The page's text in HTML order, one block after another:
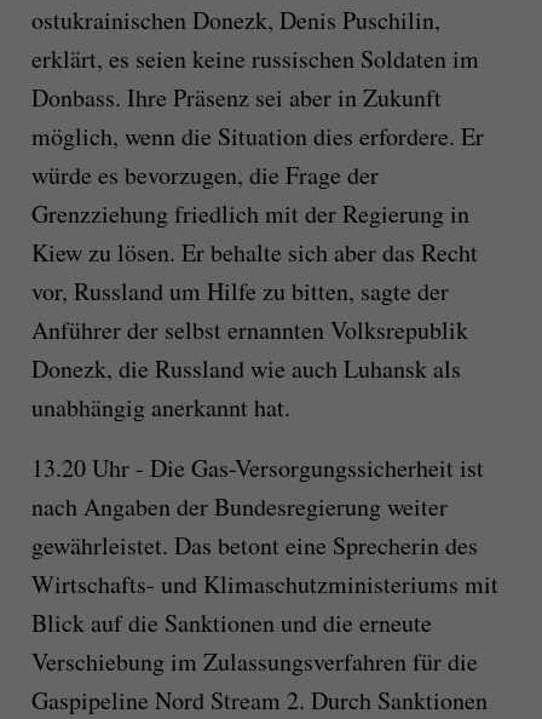
ostukrainischen Donezk, Denis Puschilin,
erklärt, es seien keine russischen Soldaten im
Donbass. Ihre Präsenz sei aber in Zukunft
möglich, wenn die Situation dies erfordere. Er
würde es bevorzugen, die Frage der
Grenzziehung friedlich mit der Regierung in
Kiew zu lösen. Er behalte sich aber das Recht
vor, Russland um Hilfe zu bitten, sagte der
Anführer der selbst ernannten Volksrepublik
Donezk, die Russland wie auch Luhansk als
unabhängig anerkannt hat.
13.20 Uhr - Die Gas-Versorgungssicherheit ist
nach Angaben der Bundesregierung weiter
gewährleistet. Das betont eine Sprecherin des
Wirtschafts- und Klimaschutzministeriums mit
Blick auf die Sanktionen und die erneute
Verschiebung im Zulassungsverfahren für die
Gaspipeline Nord Stream 2. Durch Sanktionen